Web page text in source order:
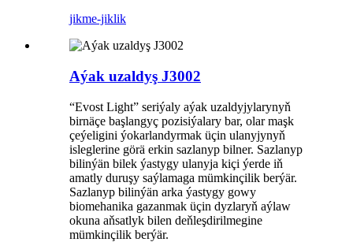
jikme-jiklik
Aýak uzaldyş J3002
“Evost Light” seriýaly aýak uzaldyjylarynyň
birnäçe başlangyç pozisiýalary bar, olar maşk
çeýeligini ýokarlandyrmak üçin ulanyjynyň
isleglerine görä erkin sazlanyp bilner. Sazlanyp
bilinýän bilek ýastygy ulanyja kiçi ýerde iň
amatly duruşy saýlamaga mümkinçilik berýär.
Sazlanyp bilinýän arka ýastygy gowy
biomehanika gazanmak üçin dyzlaryň aýlaw
okuna aňsatlyk bilen deňleşdirilmegine
mümkinçilik berýär.